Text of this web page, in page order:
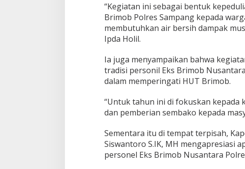
t
e
r
A
i
B
e
r
s
h
U
t
k
M
“Kegiatan ini sebagai bentuk
Brimob Polres Sampang kepada
membutuhkan air bersih dampak
Ipda Holil.
Ia juga menyampaikan bahwa
tradisi personil Eks Brimob
dalam memperingati HUT Brimob.
“Untuk tahun ini di fokuskan kepada
dan pemberian sembako kepada
Sementara itu di tempat terpisah,
Siswantoro S.IK, MH mengapresiasi
personel Eks Brimob Nusantara